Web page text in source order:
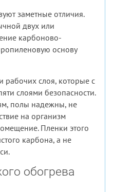
заметные отличия.
двух или
карбоново-
основу
рабочих слоя, которые с
слоями безопасности.
полы надежны, не
на организм
Пленки этого
карбона, а не
обогрева